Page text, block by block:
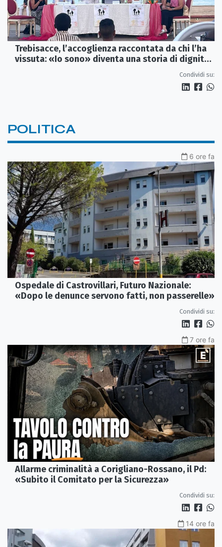
Trebisacce, l’accoglienza raccontata da chi l’ha
vissuta: «Io sono» diventa una storia di dignità
Condividi su:
POLITICA
6 ore fa
Ospedale di Castrovillari, Futuro Nazionale:
«Dopo le denunce servono fatti, non passerelle»
Condividi su:
7 ore fa
Allarme criminalità a Corigliano-Rossano, il Pd:
«Subito il Comitato per la Sicurezza»
Condividi su:
14 ore fa